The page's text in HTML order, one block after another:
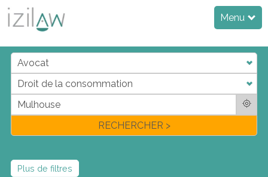
Menu
jdadi
fl
RECHERCHER >
Plus de filtres